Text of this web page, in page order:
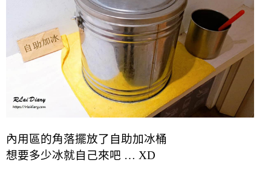
內用區的角落擺放了自助加冰桶
想要多少冰就自己來吧 … XD